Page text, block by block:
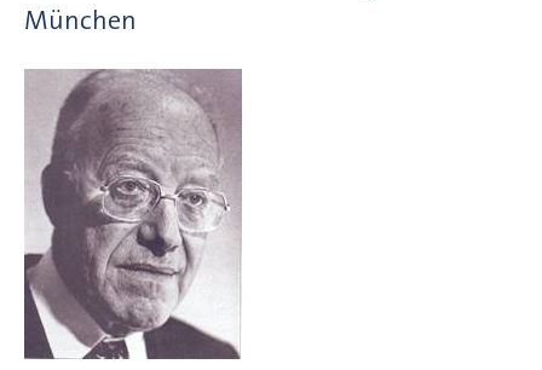
München